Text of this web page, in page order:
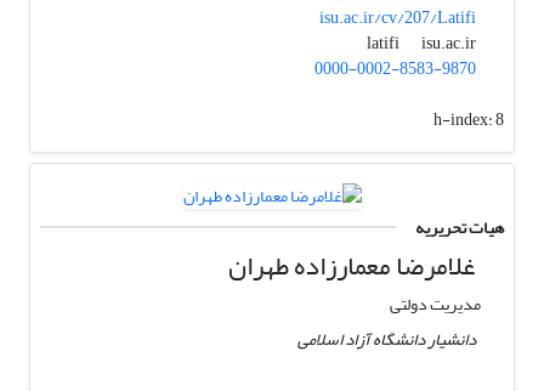
isu.ac.ir/cv/207/Latifi
latifi
isu.ac.ir
0000-0002-8583-9870
h-index:8
هیات تحریریه
غلامرضا معمارزاده طهران
مدیریت دولتی
دانشیار دانشگاه آزاد اسلامی